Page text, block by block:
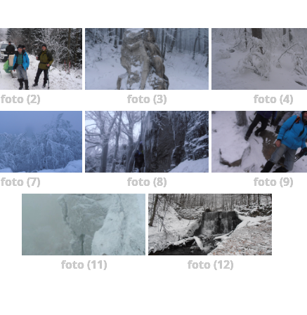
foto (2) foto (3) foto (4)
foto (7) foto (8) foto (9)
foto (11) foto (12)